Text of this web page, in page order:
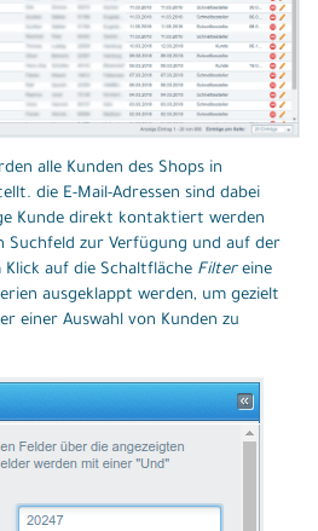
alle Kunden des Shops in
die E-Mail-Adressen sind dabei
Kunde direkt kontaktiert werden
Suchfeld zur Verfügung und auf der
auf die Schaltfläche Filtereine
ausgeklappt werden, um gezielt
einer Auswahl von Kunden zu